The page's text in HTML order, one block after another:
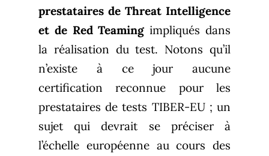
prestataires de Threat Intelligence
et de Red Teaming impliqués dans
la réalisation du test. Notons qu’il
n’existe à ce jour aucune
certification reconnue pour les
prestataires de tests TIBER-EU ; un
sujet qui devrait se préciser à
l’échelle européenne au cours des